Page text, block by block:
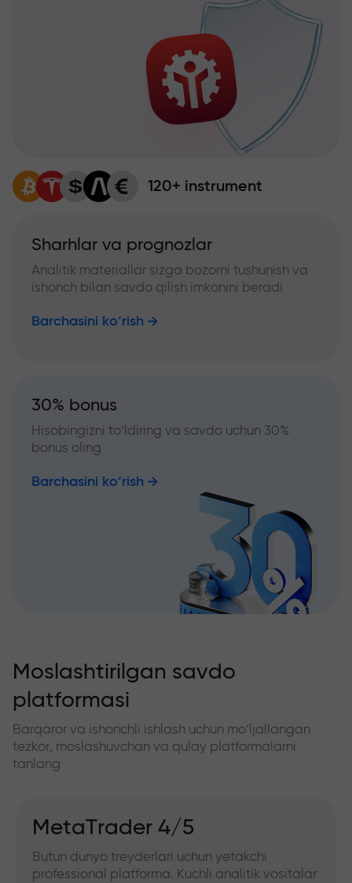
120+ instrument
Sharhlar va prognozlar
Analitik materiallar sizga bozorni tushunish va
ishonch bilan savdo qilish imkonini beradi
Barchasini ko‘rish
30% bonus
Hisobingizni to‘ldiring va savdo uchun 30%
bonus oling
Barchasini ko‘rish
Moslashtirilgan savdo
platformasi
Barqaror va ishonchli ishlash uchun mo‘ljallangan
tezkor, moslashuvchan va qulay platformalarni
tanlang
MetaTrader 4/5
Butun dunyo treyderlari uchun yetakchi
professional platforma. Kuchli analitik vositalar